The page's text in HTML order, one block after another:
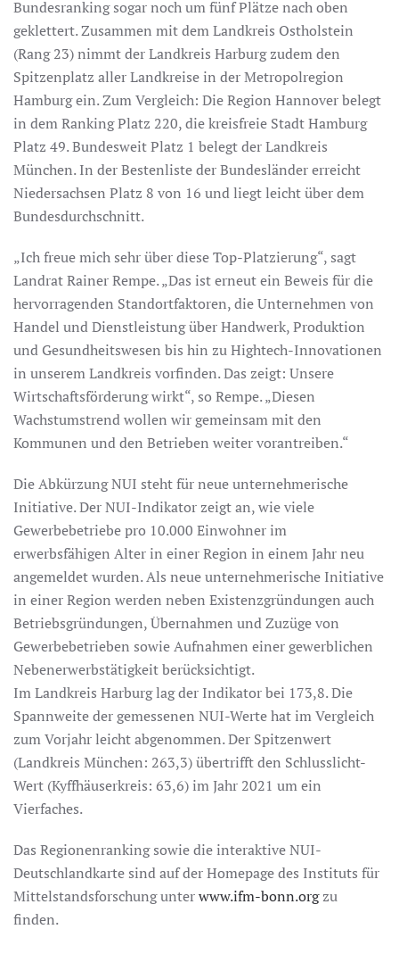
Bundesranking sogar noch um fünf Plätze nach oben
geklettert. Zusammen mit dem Landkreis Ostholstein
(Rang 23) nimmt der Landkreis Harburg zudem den
Spitzenplatz aller Landkreise in der Metropolregion
Hamburg ein. Zum Vergleich: Die Region Hannover belegt
in dem Ranking Platz 220, die kreisfreie Stadt Hamburg
Platz 49. Bundesweit Platz 1 belegt der Landkreis
München. In der Bestenliste der Bundesländer erreicht
Niedersachsen Platz 8 von 16 und liegt leicht über dem
Bundesdurchschnitt.
„Ich freue mich sehr über diese Top-Platzierung“, sagt
Landrat Rainer Rempe. „Das ist erneut ein Beweis für die
hervorragenden Standortfaktoren, die Unternehmen von
Handel und Dienstleistung über Handwerk, Produktion
und Gesundheitswesen bis hin zu Hightech-Innovationen
in unserem Landkreis vorfinden. Das zeigt: Unsere
Wirtschaftsförderung wirkt“, so Rempe. „Diesen
Wachstumstrend wollen wir gemeinsam mit den
Kommunen und den Betrieben weiter vorantreiben.“
Die Abkürzung NUI steht für neue unternehmerische
Initiative. Der NUI-Indikator zeigt an, wie viele
Gewerbebetriebe pro 10.000 Einwohner im
erwerbsfähigen Alter in einer Region in einem Jahr neu
angemeldet wurden. Als neue unternehmerische Initiative
in einer Region werden neben Existenzgründungen auch
Betriebsgründungen, Übernahmen und Zuzüge von
Gewerbebetrieben sowie Aufnahmen einer gewerblichen
Nebenerwerbstätigkeit berücksichtigt.
Im Landkreis Harburg lag der Indikator bei 173,8. Die
Spannweite der gemessenen NUI-Werte hat im Vergleich
zum Vorjahr leicht abgenommen. Der Spitzenwert
(Landkreis München: 263,3) übertrifft den Schlusslicht-
Wert (Kyffhäuserkreis: 63,6) im Jahr 2021 um ein
Vierfaches.
Das Regionenranking sowie die interaktive NUI-
Deutschlandkarte sind auf der Homepage des Instituts für
Mittelstandsforschung unterwww.ifm-bonn.orgzu
finden.